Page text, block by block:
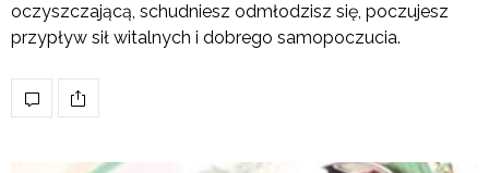
oczyszczającą, schudniesz odmłodzisz się, poczujesz
przypływ sił witalnych i dobrego samopoczucia.